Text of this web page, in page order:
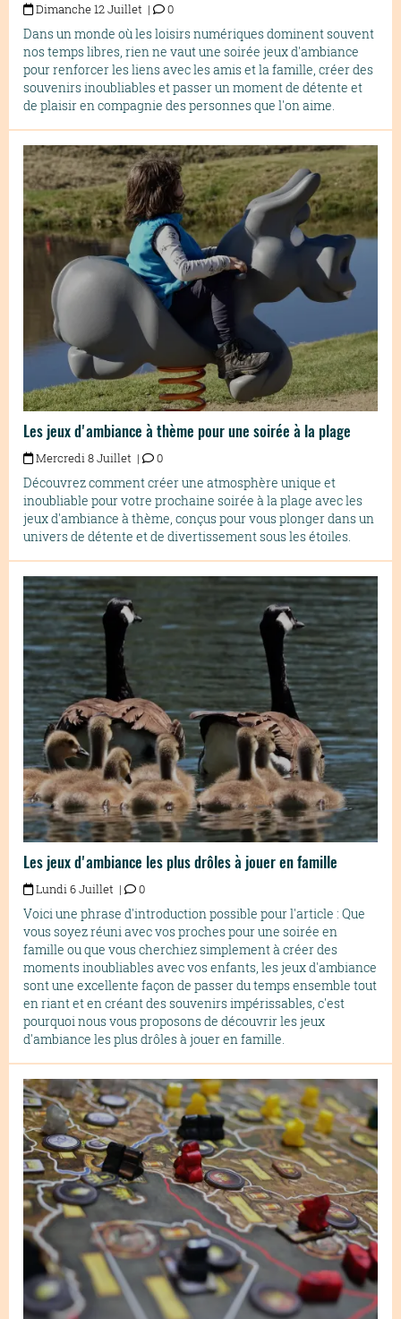
Dimanche 12 Juillet | 0
Dans un monde où les loisirs numériques dominent souvent
nos temps libres, rien ne vaut une soirée jeux d'ambiance
pour renforcer les liens avec les amis et la famille, créer des
souvenirs inoubliables et passer un moment de détente et
de plaisir en compagnie des personnes que l'on aime.
Les jeux d'ambiance à thème pour une soirée à la plage
Mercredi 8 Juillet | 0
Découvrez comment créer une atmosphère unique et
inoubliable pour votre prochaine soirée à la plage avec les
jeux d'ambiance à thème, conçus pour vous plonger dans un
univers de détente et de divertissement sous les étoiles.
Les jeux d'ambiance les plus drôles à jouer en famille
Lundi 6 Juillet | 0
Voici une phrase d'introduction possible pour l'article : Que
vous soyez réuni avec vos proches pour une soirée en
famille ou que vous cherchiez simplement à créer des
moments inoubliables avec vos enfants, les jeux d'ambiance
sont une excellente façon de passer du temps ensemble tout
en riant et en créant des souvenirs impérissables, c'est
pourquoi nous vous proposons de découvrir les jeux
d'ambiance les plus drôles à jouer en famille.